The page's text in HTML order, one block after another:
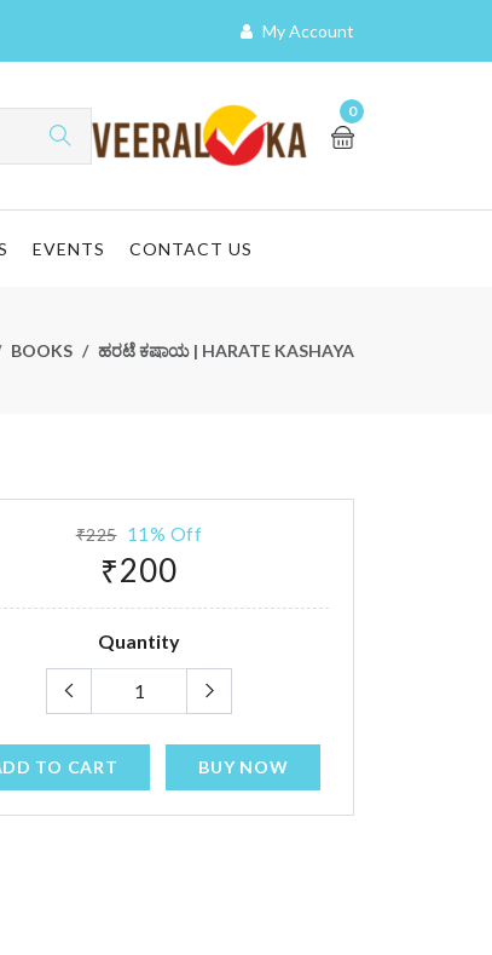
My Account
0
EVENTS CONTACT US
BOOKS ಹರಟೆ ಕಷಾಯ | HARATE KASHAYA
₹225 11% Off
₹200
Quantity
TO CART BUY NOW